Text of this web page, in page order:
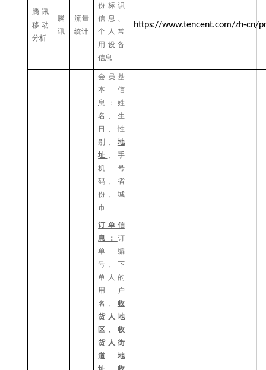
腾讯
移动
分析
腾
讯
流量
统计
份标识
信息、
个人常
用设备
信息
https://www.tencent.com/zh-cn/
会员基
本信
息： 姓
名、生
日、性
别、 地
址
、手
机号
码、 省
份、城
市
订单信
息： 订
单编
号、 下
单人的
用户
名、 收
货人地
区、收
货人街
道地